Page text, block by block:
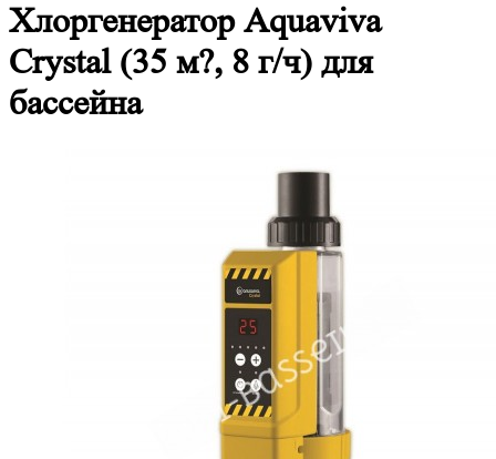
Хлоргенератор Aquaviva
Crystal (35 м?, 8 г/ч) для
бассейна